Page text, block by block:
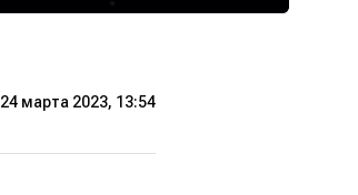
24 марта 2023, 13:54